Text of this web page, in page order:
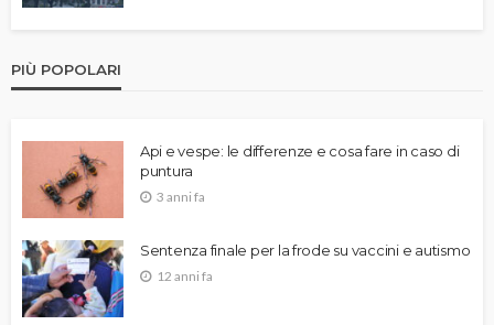
PIÙ POPOLARI
Api e vespe: le differenze e cosa fare in caso di
puntura
3 anni fa
Sentenza finale per la frode su vaccini e autismo
12 anni fa